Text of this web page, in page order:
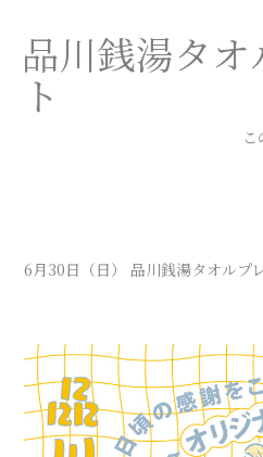
品川銭湯タ
ト
6月30日（日） 品川銭湯タオルプ